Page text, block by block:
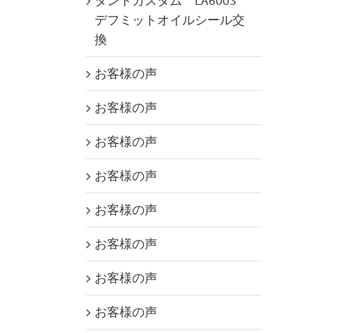
デフミットオイルシール交
換
お客様の声
お客様の声
お客様の声
お客様の声
お客様の声
お客様の声
お客様の声
お客様の声